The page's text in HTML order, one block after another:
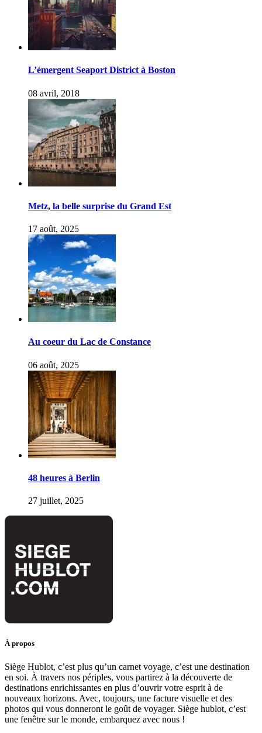
L’émergent Seaport District à Boston
08 avril, 2018
Metz, la belle surprise du Grand Est
17 août, 2025
Au coeur du Lac de Constance
06 août, 2025
48 heures à Berlin
27 juillet, 2025
À propos
Siège Hublot, c’est plus qu’un carnet voyage, c’est une destination
en soi. À travers nos périples, vous partirez à la découverte de
destinations enrichissantes en plus d’ouvrir votre esprit à de
nouveaux horizons. Avec, toujours, une facture visuelle et des
photos qui vous donneront le goût de voyager. Siège hublot, c’est
une fenêtre sur le monde, embarquez avec nous !